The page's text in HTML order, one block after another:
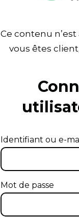
Ce contenu n’est
vous êtes
Identifiant ou e-
Mot de passe